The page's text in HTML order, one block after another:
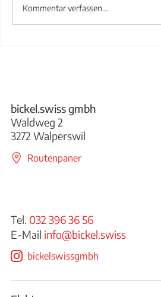
Treppengeländer aus Stahl
Kommentar verfassen...
bickel.swiss gmbh
Waldweg 2
3272 Walperswil
Routenpaner
Tel. 032 396 36 56
E-Mail info@bickel.swiss
bickelswissgmbh